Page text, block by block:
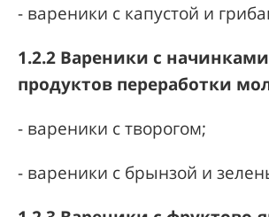
- вареники с капустой и
1.2.2 Вареники с
продуктов переработки
- вареники с творогом;
- вареники с брынзой и